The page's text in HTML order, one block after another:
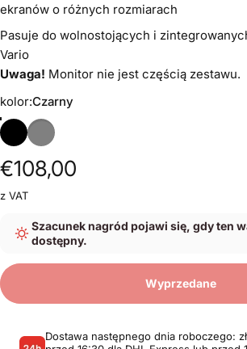
ekranów o różnych rozmiarach
Pasuje do wolnostojących i
Vario
Uwaga! Monitor nie jest częścią zestawu.
kolor
kolor:Czarny
CzarnySzary
€108,00
z VAT
Szacunek nagród pojawi się, gdy ten
dostępny.
Wyprzedane
Dostawa następnego dnia roboczego: